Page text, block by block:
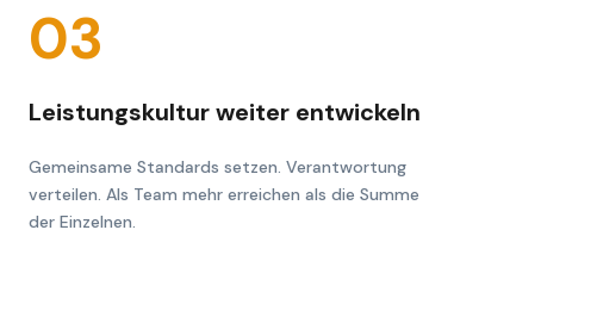
03
Leistungskultur weiter entwickeln
Gemeinsame Standards setzen. Verantwortung
verteilen. Als Team mehr erreichen als die Summe
der Einzelnen.